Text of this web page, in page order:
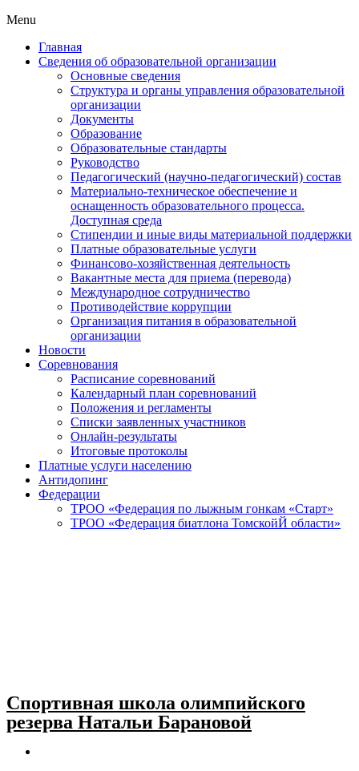
Menu
Главная
Сведения об образовательной организации
Основные сведения
Структура и органы управления образовательной
организации
Документы
Образование
Образовательные стандарты
Руководство
Педагогический (научно-педагогический) состав
Материально-техническое обеспечение и
оснащенность образовательного процесса.
Доступная среда
Стипендии и иные виды материальной поддержки
Платные образовательные услуги
Финансово-хозяйственная деятельность
Вакантные места для приема (перевода)
Международное сотрудничество
Противодействие коррупции
Организация питания в образовательной
организации
Новости
Соревнования
Расписание соревнований
Календарный план соревнований
Положения и регламенты
Списки заявленных участников
Онлайн-результаты
Итоговые протоколы
Платные услуги населению
Антидопинг
Федерации
ТРОО «Федерация по лыжным гонкам «Старт»
ТРОО «Федерация биатлона ТомскойЙ области»
Спортивная школа олимпийского
резерва Натальи Барановой